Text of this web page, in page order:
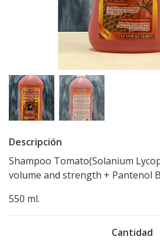
Descripción
Shampoo Tomato(Solanium
volume and strength + Pantenol
550 ml.
Cantidad